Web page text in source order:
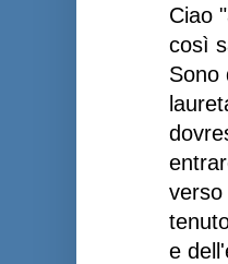
Ciao
così
Sono
verso
e